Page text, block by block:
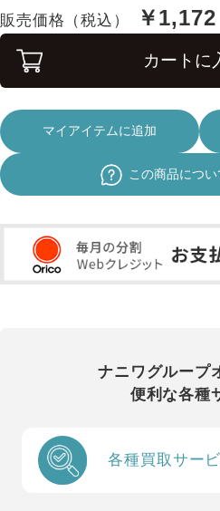
販売価格（税込） ￥1,172
カートに
マイアイテムに追加
この商品につ
ナニワグループ
便利な各種
各種買取サー